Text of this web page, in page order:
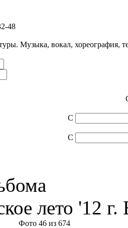
48
Музыка, вокал, хореография,
С
С
лето '12
Фото 46 из 674